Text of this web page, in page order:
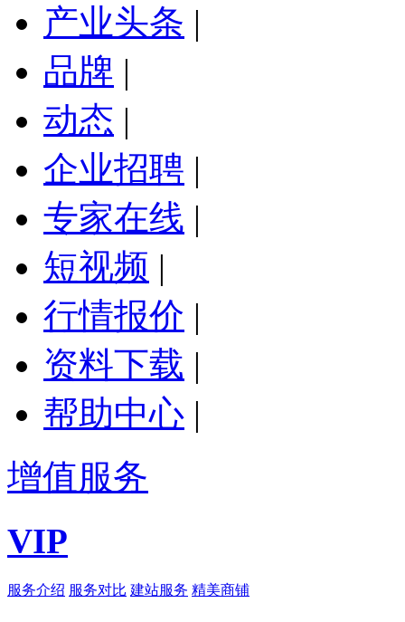
产业头条 |
品牌 |
动态 |
企业招聘 |
专家在线 |
短视频 |
行情报价 |
资料下载 |
帮助中心 |
增值服务
VIP
服务介绍 服务对比 建站服务 精美商铺